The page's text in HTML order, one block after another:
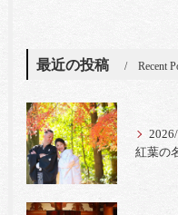
最近の投稿 Recent
紅葉の